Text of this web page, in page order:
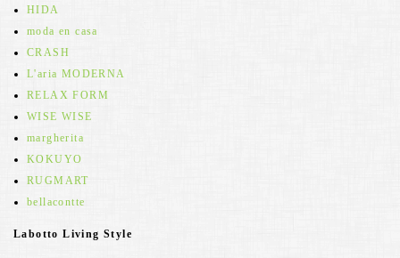
HIDA
moda en casa
CRASH
L'aria MODERNA
RELAX FORM
WISE WISE
margherita
KOKUYO
RUGMART
bellacontte
Labotto Living Style